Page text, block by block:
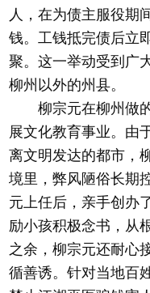
人，在为债主服役期
钱。工钱抵完债后立
聚。这一举动受到广
柳州以外的州县。
柳宗元在柳州做的
展文化教育事业。由
离文明发达的都市，
境里，弊风陋俗长期
元上任后，亲手创办
励小孩积极念书，从
之余，柳宗元还耐心
循善诱。针对当地百